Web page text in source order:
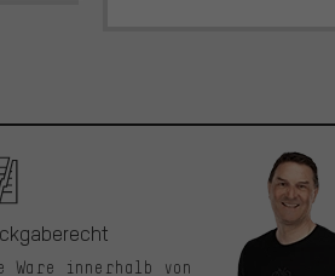
Ware innerhalb von